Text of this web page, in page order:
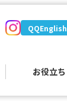
お役立ち
QQEnglish